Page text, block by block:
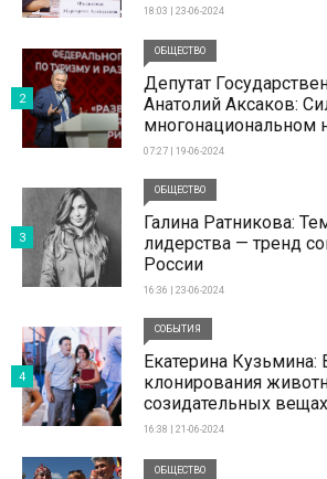
18:03 | 23-06-2024
ОБЩЕСТВО
Депутат
Анатолий Аксаков:
многонациональном
07:27 | 19-06-2024
2
ОБЩЕСТВО
Галина Ратникова:
лидерства — тренд
России
16:36 | 23-06-2024
3
СОБЫТИЯ
Екатерина Кузьмина:
клонирования
созидательных вещах
16:38 | 21-06-2024
4
ОБЩЕСТВО